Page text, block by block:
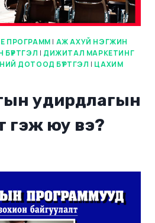
ПРОГРАММ | АЖ АХУЙ НЭГЖИН
| ДИЖИТАЛ МАРКЕТИНГ
ДОТООД БҮРТГЭЛ | ЦАХИМ
удирдлагын
гэж юу вэ?